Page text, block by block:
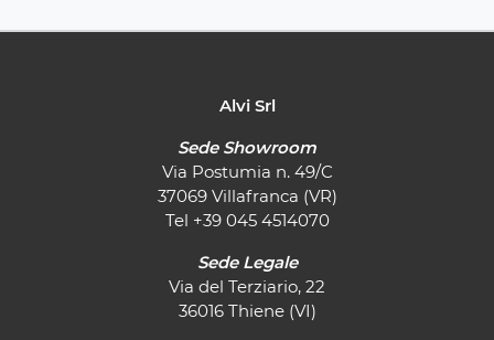
Alvi Srl
Sede Showroom
Via Postumia n. 49/C
37069 Villafranca (VR)
Tel +39 045 4514070
Sede Legale
Via del Terziario, 22
36016 Thiene (VI)